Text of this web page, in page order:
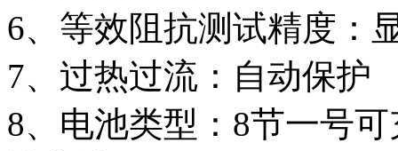
6、等效阻抗测试精度：
7、过热过流：自动保护
8、电池类型：8节一号